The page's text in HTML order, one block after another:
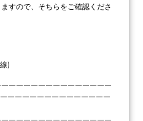
すので、そちらをご確認くださ
)
￣￣￣￣￣￣￣￣￣￣￣￣￣￣
￣￣￣￣￣￣￣￣￣￣￣￣￣￣